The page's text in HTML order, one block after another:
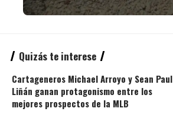
Quizás te interese
Cartageneros Michael Arroyo y Sean Paul
Liñán ganan protagonismo entre los
mejores prospectos de la MLB